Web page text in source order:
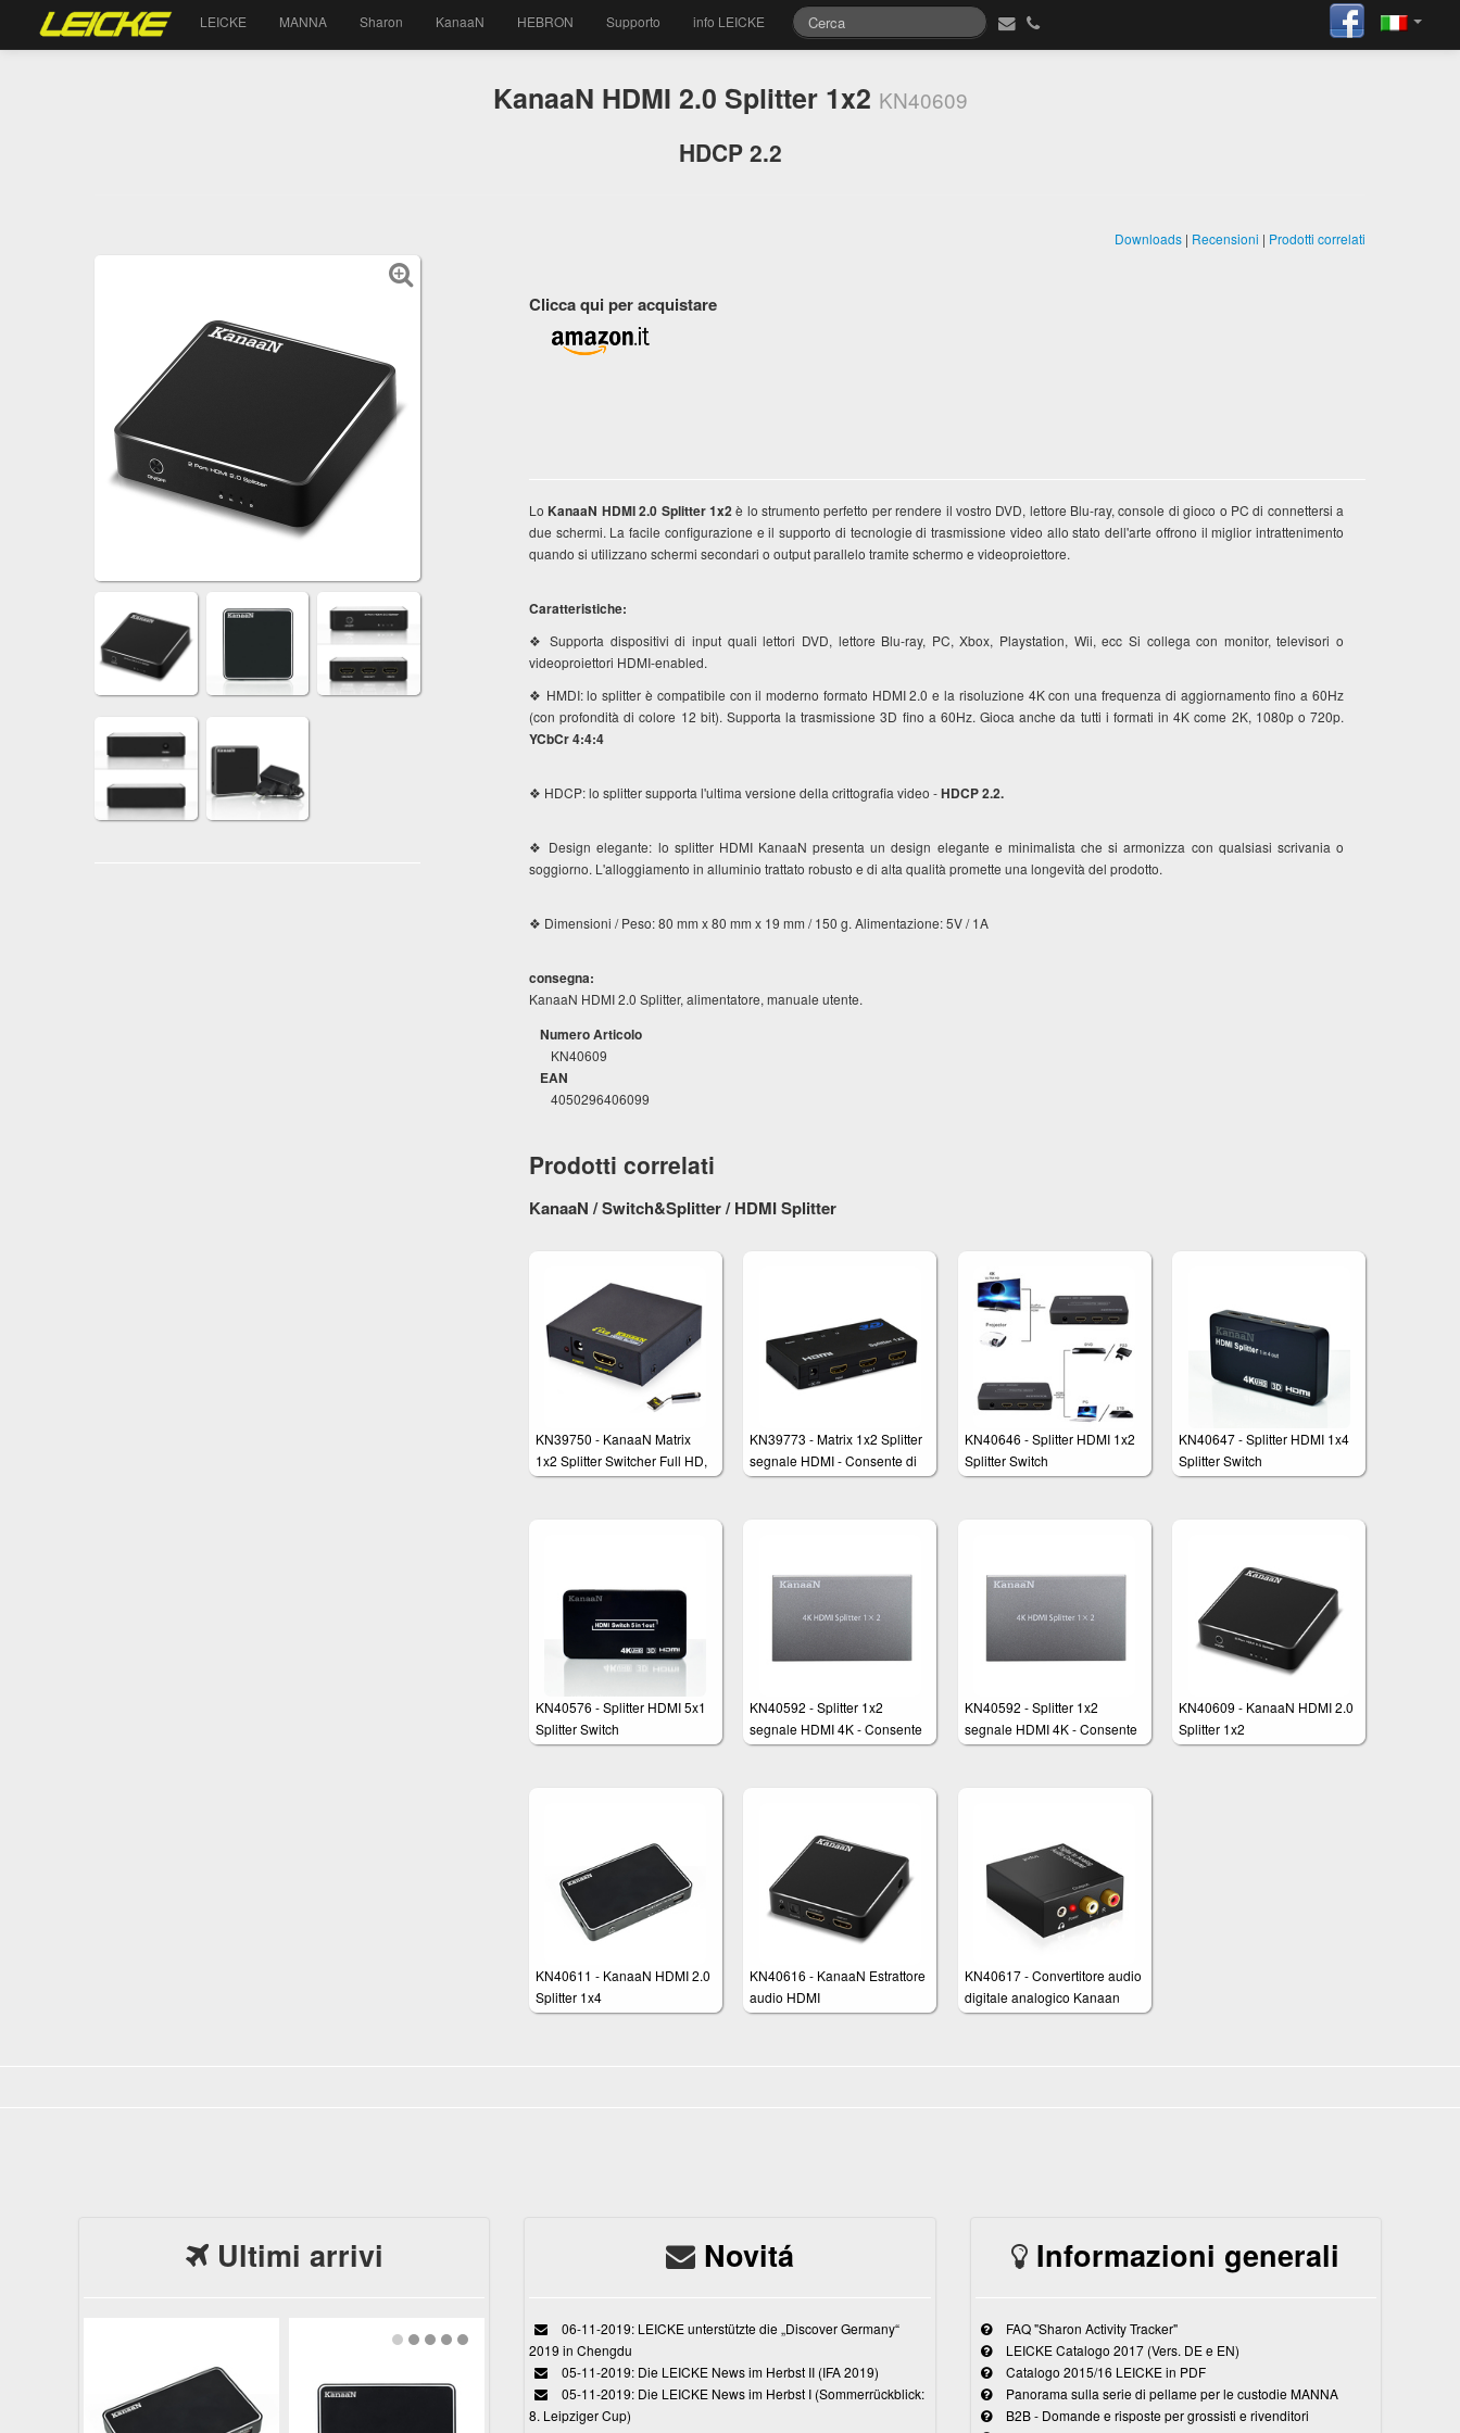
LEICKE MANNA Sharon KanaaN HEBRON Supporto info LEICKE
KanaaN HDMI 2.0 Splitter 1x2 KN40609
HDCP 2.2
Downloads | Recensioni | Prodotti correlati
Clicca qui per acquistare
Lo KanaaN HDMI 2.0 Splitter 1x2è lo strumento perfetto per rendere il vostro DVD, lettore Blu-ray, console di gioco o PC di connettersi a
due schermi. La facile configurazione e il supporto di tecnologie di trasmissione video allo stato dell'arte offrono il miglior intrattenimento
quando si utilizzano schermi secondari o output parallelo tramite schermo e videoproiettore.
Caratteristiche:
❖ Supporta dispositivi di input quali lettori DVD, lettore Blu-ray, PC, Xbox, Playstation, Wii, ecc Si collega con monitor, televisori o
videoproiettori HDMI-enabled.
❖ HMDI: lo splitter è compatibile con il moderno formato HDMI 2.0 e la risoluzione 4K con una frequenza di aggiornamento fino a 60Hz
(con profondità di colore 12 bit). Supporta la trasmissione 3D fino a 60Hz. Gioca anche da tutti i formati in 4K come 2K, 1080p o 720p.
YCbCr 4:4:4
❖ HDCP: lo splitter supporta l'ultima versione della crittografia video -HDCP 2.2.
❖ Design elegante: lo splitter HDMI KanaaN presenta un design elegante e minimalista che si armonizza con qualsiasi scrivania o
soggiorno. L'alloggiamento in alluminio trattato robusto e di alta qualità promette una longevità del prodotto.
❖ Dimensioni / Peso: 80 mm x 80 mm x 19 mm / 150 g. Alimentazione: 5V / 1A
consegna:
KanaaN HDMI 2.0 Splitter, alimentatore, manuale utente.
Numero Articolo
KN40609
EAN
4050296406099
Prodotti correlati
KanaaN / Switch&Splitter / HDMI Splitter
KN39750 - KanaaN Matrix
1x2 Splitter Switcher Full HD,
UHD, 4K - Duplicatore
KN39773 - Matrix 1x2 Splitter
segnale HDMI - Consente di
collegare1 dispositivo video
KN40646 - Splitter HDMI 1x2
Splitter Switch
KN40647 - Splitter HDMI 1x4
Splitter Switch
KN40576 - Splitter HDMI 5x1
Splitter Switch
KN40592 - Splitter 1x2
segnale HDMI 4K - Consente
di collegare 1 dispositivo
KN40592 - Splitter 1x2
segnale HDMI 4K - Consente
di collegare 1 dispositivo
KN40609 - KanaaN HDMI 2.0
Splitter 1x2
KN40611 - KanaaN HDMI 2.0
Splitter 1x4
KN40616 - KanaaN Estrattore
audio HDMI
KN40617 - Convertitore audio
digitale analogico Kanaan
Ultimi arrivi Novitá
06-11-2019: LEICKE unterstützte die „Discover Germany“
2019 in Chengdu
05-11-2019: Die LEICKE News im Herbst II (IFA 2019)
05-11-2019: Die LEICKE News im Herbst I (Sommerrückblick:
8. Leipziger Cup)
Informazioni generali
FAQ "Sharon Activity Tracker"
LEICKE Catalogo 2017 (Vers. DE e EN)
Catalogo 2015/16 LEICKE in PDF
Panorama sulla serie di pellame per le custodie MANNA
B2B - Domande e risposte per grossisti e rivenditori